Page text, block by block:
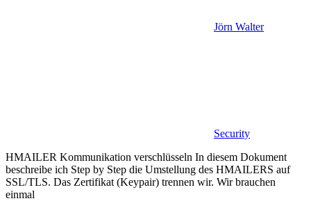
Jörn Walter
Security
HMAILER Kommunikation verschlüsseln In diesem Dokument
beschreibe ich Step by Step die Umstellung des HMAILERS auf
SSL/TLS. Das Zertifikat (Keypair) trennen wir. Wir brauchen
einmal